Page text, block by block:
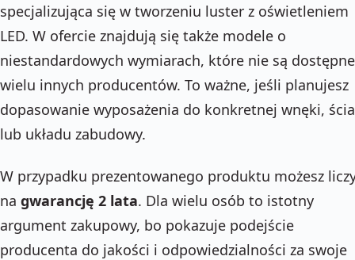
specjalizująca się w tworzeniu luster z oświetleniem
LED. W ofercie znajdują się także modele o
niestandardowych wymiarach, które nie są
wielu innych producentów. To ważne, jeśli planujesz
dopasowanie wyposażenia do konkretnej wnęki,
lub układu zabudowy.
W przypadku prezentowanego produktu możesz
na gwarancję 2 lata. Dla wielu osób to istotny
argument zakupowy, bo pokazuje podejście
producenta do jakości i odpowiedzialności za swoje